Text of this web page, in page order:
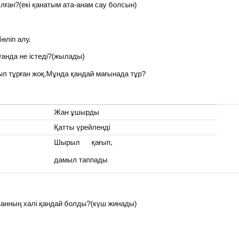
қанатым ата-анам сау болсын)
алу.
не істеді?(жылады)
тұрған жоқ.Мұнда қандай мағынада тұр?
Жан ұшырды
Қатты үрейленді
Шырыл қағып,
дамыл таппады
халі қандай болды?(күш жинады)